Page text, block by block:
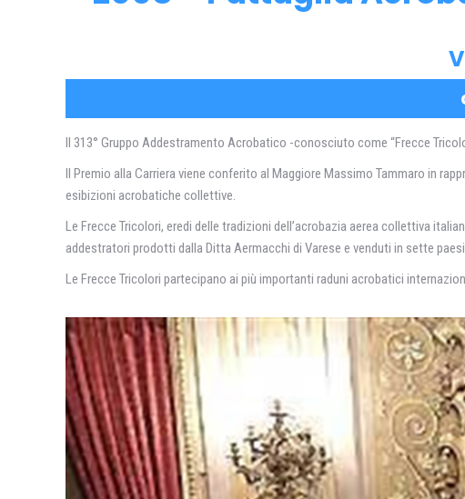
Il 313° Gruppo Addestramento Acrobatico -conosciuto come “Frecce
Il Premio alla Carriera viene conferito al Maggiore Massimo Tammaro in
esibizioni acrobatiche collettive.
Le Frecce Tricolori, eredi delle tradizioni dell’acrobazia aerea collettiva
addestratori prodotti dalla Ditta Aermacchi di Varese e venduti in sette
Le Frecce Tricolori partecipano ai più importanti raduni acrobatici